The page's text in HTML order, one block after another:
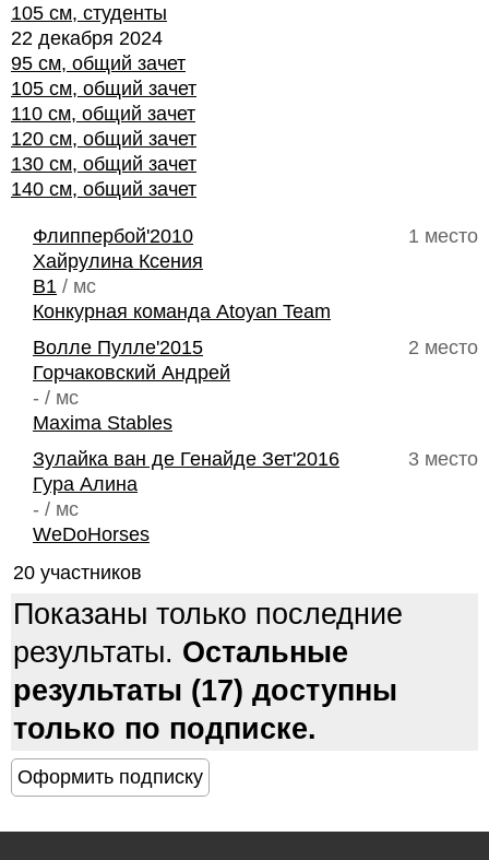
105 см, студенты
22 декабря 2024
95 см, общий зачет
105 см, общий зачет
110 см, общий зачет
120 см, общий зачет
130 см, общий зачет
140 см, общий зачет
1 место
Флиппербой'2010
Хайрулина Ксения
B1 / мс
Конкурная команда Atoyan Team
2 место
Волле Пулле'2015
Горчаковский Андрей
- / мс
Maxima Stables
3 место
Зулайка ван де Генайде Зет'2016
Гура Алина
- / мс
WeDoHorses
20 участников
Показаны только последние
результаты. Остальные
результаты (17) доступны
только по подписке.